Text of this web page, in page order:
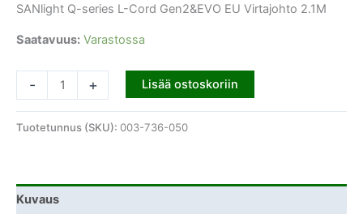
SANlight Q-series L-Cord Gen2&EVO EU Virtajohto 2.1M
Saatavuus: Varastossa
- + Lisää ostoskoriin
Tuotetunnus (SKU): 003-736-050
Kuvaus